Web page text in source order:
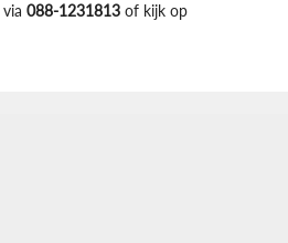
via 088-1231813 of kijk op